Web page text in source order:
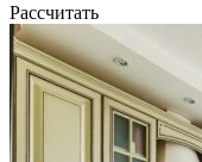
Рассчитать